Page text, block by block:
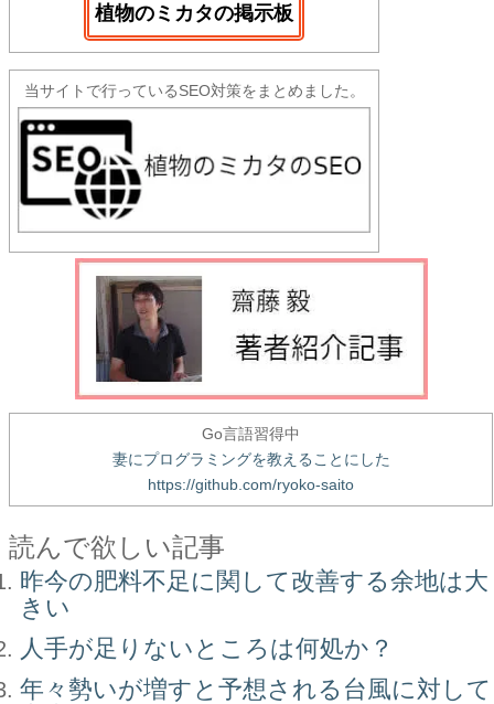
植物のミカタの掲示板
当サイトで行っているSEO対策をまとめました。
Go言語習得中
妻にプログラミングを教えることにした
https://github.com/ryoko-saito
読んで欲しい記事
昨今の肥料不足に関して改善する余地は大
きい
人手が足りないところは何処か？
年々勢いが増すと予想される台風に対して